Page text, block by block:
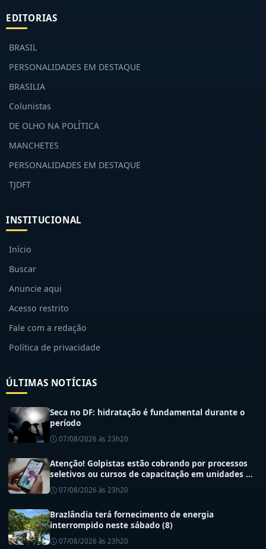
EDITORIAS
BRASIL
PERSONALIDADES EM DESTAQUE
BRASILIA
Colunistas
DE OLHO NA POLÍTICA
MANCHETES
PERSONALIDADES EM DESTAQUE
TJDFT
INSTITUCIONAL
Início
Buscar
Anuncie aqui
Acesso restrito
Fale com a redação
Política de privacidade
ÚLTIMAS NOTÍCIAS
Seca no DF: hidratação é fundamental durante o
período
07/08/2026 às 23h20
Atenção! Golpistas estão cobrando por processos
seletivos ou cursos de capacitação em unidades de
07/08/2026 às 23h20
Brazlândia terá fornecimento de energia
interrompido neste sábado (8)
07/08/2026 às 23h20